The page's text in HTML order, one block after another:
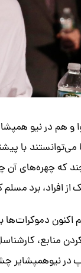
و هم در نیو
می‌توانستند با
که چهره‌های آن
افراد، برد مسلم
اکنون
کردن منابع،
در